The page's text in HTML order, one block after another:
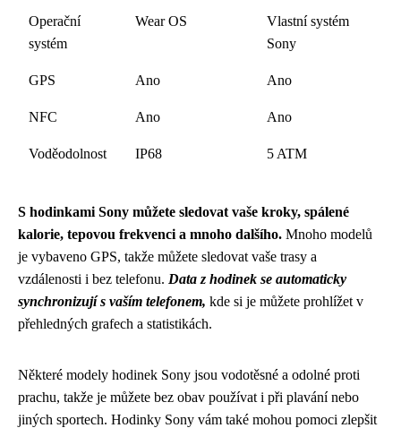
Operační
systém
Wear OS
Vlastní systém
Sony
GPS Ano Ano
NFC Ano Ano
Voděodolnost IP68 5 ATM
S hodinkami Sony můžete sledovat vaše kroky, spálené
kalorie, tepovou frekvenci a mnoho dalšího. Mnoho modelů
je vybaveno GPS, takže můžete sledovat vaše trasy a
vzdálenosti i bez telefonu. Data z hodinek se automaticky
synchronizují s vaším telefonem, kde si je můžete prohlížet v
přehledných grafech a statistikách.
Některé modely hodinek Sony jsou vodotěsné a odolné proti
prachu, takže je můžete bez obav používat i při plavání nebo
jiných sportech. Hodinky Sony vám také mohou pomoci zlepšit